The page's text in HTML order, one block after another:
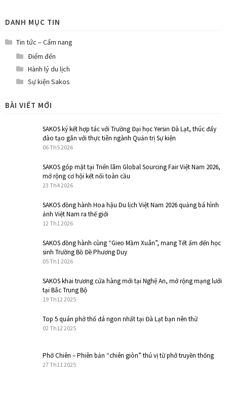
viết
DANH MỤC TIN
Tin tức – Cẩm nang
Điểm đến
Hành lý du lịch
Sự kiện Sakos
BÀI VIẾT MỚI
SAKOS ký kết hợp tác với Trường Đại học Yersin Đà Lạt, thúc đẩy
đào tạo gắn với thực tiễn ngành Quản trị Sự kiện
06 Th5 2026
SAKOS góp mặt tại Triển lãm Global Sourcing Fair Việt Nam 2026,
mở rộng cơ hội kết nối toàn cầu
23 Th4 2026
SAKOS đồng hành Hoa hậu Du lịch Việt Nam 2026 quảng bá hình
ảnh Việt Nam ra thế giới
12 Th1 2026
SAKOS đồng hành cùng “Gieo Mầm Xuân”, mang Tết ấm đến học
sinh Trường Bồ Đề Phương Duy
05 Th1 2026
SAKOS khai trương cửa hàng mới tại Nghệ An, mở rộng mạng lưới
tại Bắc Trung Bộ
19 Th12 2025
Top 5 quán phở thố đá ngon nhất tại Đà Lạt bạn nên thử
02 Th12 2025
Phở Chiên – Phiên bản “chiên giòn” thú vị từ phở truyền thống
27 Th11 2025